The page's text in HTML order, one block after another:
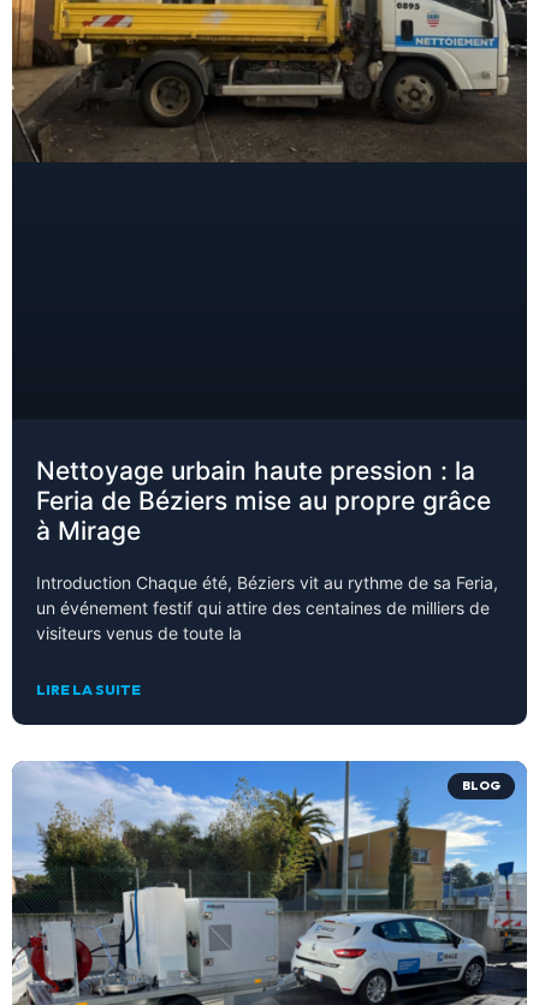
Nettoyage urbain haute pression : la
Feria de Béziers mise au propre grâce
à Mirage
Introduction Chaque été, Béziers vit au rythme de sa Feria,
un événement festif qui attire des centaines de milliers de
visiteurs venus de toute la
LIRE LA SUITE
BLOG